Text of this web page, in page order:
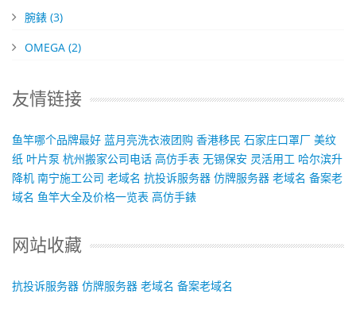
腕錶 (3)
OMEGA (2)
友情链接
鱼竿哪个品牌最好 蓝月亮洗衣液团购 香港移民 石家庄口罩厂 美纹
纸 叶片泵 杭州搬家公司电话 高仿手表 无锡保安 灵活用工 哈尔滨升
降机 南宁施工公司 老域名 抗投诉服务器 仿牌服务器 老域名 备案老
域名 鱼竿大全及价格一览表 高仿手錶
网站收藏
抗投诉服务器 仿牌服务器 老域名 备案老域名